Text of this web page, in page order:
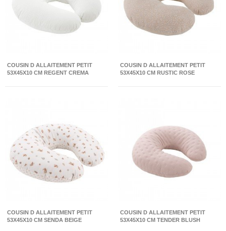
COUSIN D ALLAITEMENT PETIT
53X45X10 CM REGENT CREMA
COUSIN D ALLAITEMENT PETIT
53X45X10 CM RUSTIC ROSE
COUSIN D ALLAITEMENT PETIT
53X45X10 CM SENDA BEIGE
COUSIN D ALLAITEMENT PETIT
53X45X10 CM TENDER BLUSH